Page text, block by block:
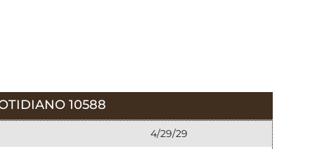
10588
4/29/29